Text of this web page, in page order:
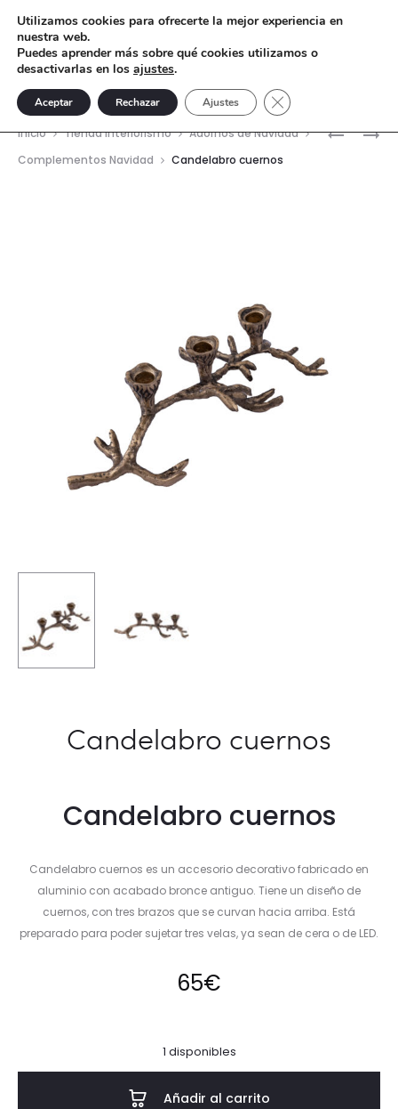
CENTRO
Inicio Tienda interiorismo
Adornos de Navidad
Complementos Navidad
Candelabro cuernos
Candelabro cuernos
Candelabro cuernos
Candelabro cuernos es un accesorio decorativo fabricado en
aluminio con acabado bronce antiguo. Tiene un diseño de
cuernos, con tres brazos que se curvan hacia arriba. Está
preparado para poder sujetar tres velas, ya sean de cera o de LED.
65€
1 disponibles
Añadir al carrito
Utilizamos cookies para ofrecerte la mejor experiencia en
nuestra web.
Puedes aprender más sobre qué cookies utilizamos o
desactivarlas en los ajustes.
Aceptar Rechazar Ajustes Cerrar el banner de